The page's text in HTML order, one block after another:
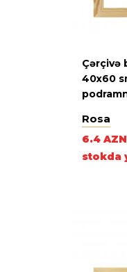
Çərçivə
40х60
Rosa
6.4 AZN
stokda